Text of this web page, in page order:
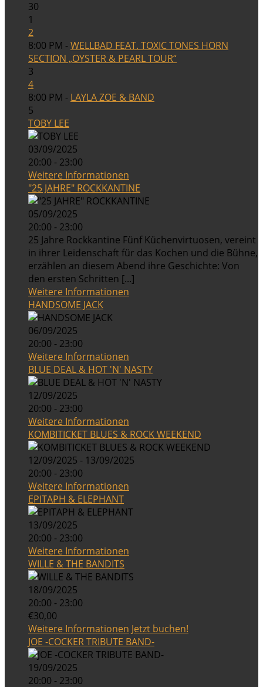
30
1
2
8:00 PM -WELLBAD FEAT. TOXIC TONES HORN
SECTION „OYSTER & PEARL TOUR“
3
4
8:00 PM - LAYLA ZOE & BAND
5
TOBY LEE
03/09/2025
20:00 - 23:00
Weitere Informationen
"25 JAHRE" ROCKKANTINE
05/09/2025
20:00 - 23:00
25 Jahre Rockkantine Fünf Küchenvirtuosen, vereint
in ihrer Leidenschaft für das Kochen und die Bühne,
erzählen an diesem Abend ihre Geschichte: Von
den ersten Schritten [...]
Weitere Informationen
HANDSOME JACK
06/09/2025
20:00 - 23:00
Weitere Informationen
BLUE DEAL & HOT 'N' NASTY
12/09/2025
20:00 - 23:00
Weitere Informationen
KOMBITICKET BLUES & ROCK WEEKEND
12/09/2025 - 13/09/2025
20:00 - 23:00
Weitere Informationen
EPITAPH & ELEPHANT
13/09/2025
20:00 - 23:00
Weitere Informationen
WILLE & THE BANDITS
18/09/2025
20:00 - 23:00
€30,00
Weitere Informationen Jetzt buchen!
JOE -COCKER TRIBUTE BAND-
19/09/2025
20:00 - 23:00